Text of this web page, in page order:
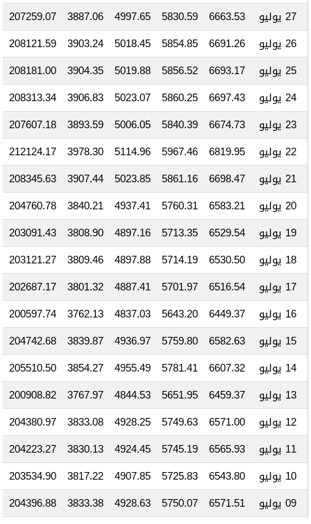
27 يوليو
6663.53
5830.59
4997.65
3887.06
207259.07
26 يوليو
6691.26
5854.85
5018.45
3903.24
208121.59
25 يوليو
6693.17
5856.52
5019.88
3904.35
208181.00
24 يوليو
6697.43
5860.25
5023.07
3906.83
208313.34
23 يوليو
6674.73
5840.39
5006.05
3893.59
207607.18
22 يوليو
6819.95
5967.46
5114.96
3978.30
212124.17
21 يوليو
6698.47
5861.16
5023.85
3907.44
208345.63
20 يوليو
6583.21
5760.31
4937.41
3840.21
204760.78
19 يوليو
6529.54
5713.35
4897.16
3808.90
203091.43
18 يوليو
6530.50
5714.19
4897.88
3809.46
203121.27
17 يوليو
6516.54
5701.97
4887.41
3801.32
202687.17
16 يوليو
6449.37
5643.20
4837.03
3762.13
200597.74
15 يوليو
6582.63
5759.80
4936.97
3839.87
204742.68
14 يوليو
6607.32
5781.41
4955.49
3854.27
205510.50
13 يوليو
6459.37
5651.95
4844.53
3767.97
200908.82
12 يوليو
6571.00
5749.63
4928.25
3833.08
204380.97
11 يوليو
6565.93
5745.19
4924.45
3830.13
204223.27
10 يوليو
6543.80
5725.83
4907.85
3817.22
203534.90
09 يوليو
6571.51
5750.07
4928.63
3833.38
204396.88